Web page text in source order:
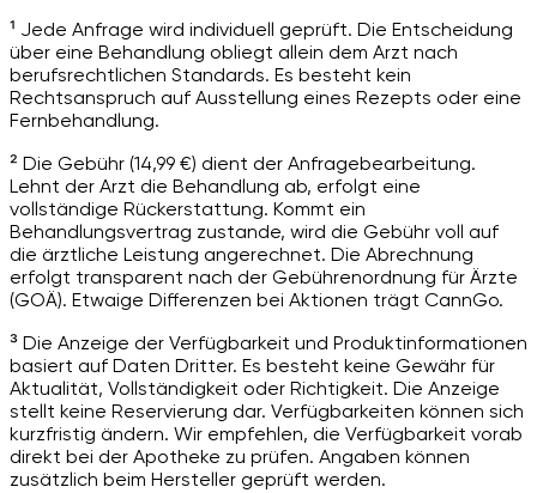
¹ Jede Anfrage wird individuell geprüft. Die Entscheidung
über eine Behandlung obliegt allein dem Arzt nach
berufsrechtlichen Standards. Es besteht kein
Rechtsanspruch auf Ausstellung eines Rezepts oder eine
Fernbehandlung.
² Die Gebühr (14,99 €) dient der Anfragebearbeitung.
Lehnt der Arzt die Behandlung ab, erfolgt eine
vollständige Rückerstattung. Kommt ein
Behandlungsvertrag zustande, wird die Gebühr voll auf
die ärztliche Leistung angerechnet. Die Abrechnung
erfolgt transparent nach der Gebührenordnung für Ärzte
(GOÄ). Etwaige Differenzen bei Aktionen trägt CannGo.
³ Die Anzeige der Verfügbarkeit und Produktinformationen
basiert auf Daten Dritter. Es besteht keine Gewähr für
Aktualität, Vollständigkeit oder Richtigkeit. Die Anzeige
stellt keine Reservierung dar. Verfügbarkeiten können sich
kurzfristig ändern. Wir empfehlen, die Verfügbarkeit vorab
direkt bei der Apotheke zu prüfen. Angaben können
zusätzlich beim Hersteller geprüft werden.